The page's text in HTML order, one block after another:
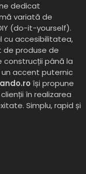
dedicat
variată de
(do-it-yourself).
cu accesibilitatea,
de produse de
până la
un accent puternic
își propune
în realizarea
Simplu, rapid și